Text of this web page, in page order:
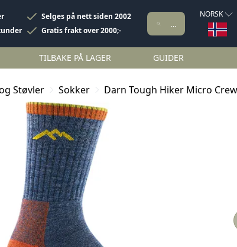
Selges på nett siden 2002
Gratis frakt over 2000;-
NORSK
TILBAKE PÅ LAGER GUIDER
Støvler Sokker Darn Tough Hiker Micro